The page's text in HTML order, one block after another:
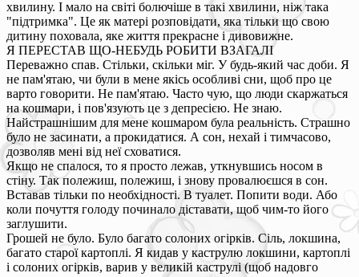
хвилину. І мало на світі болючіше в такі хвилини, ніж така
"підтримка". Це як матері розповідати, яка тільки що свою
дитину поховала, яке життя прекрасне і дивовижне.
Я ПЕРЕСТАВ ЩО-НЕБУДЬ РОБИТИ ВЗАГАЛІ
Переважно спав. Стільки, скільки міг. У будь-який час доби. Я
не пам'ятаю, чи були в мене якісь особливі сни, щоб про це
варто говорити. Не пам'ятаю. Часто чую, що люди скаржаться
на кошмари, і пов'язують це з депресією. Не знаю.
Найстрашнішим для мене кошмаром була реальність. Страшно
було не засинати, а прокидатися. А сон, нехай і тимчасово,
дозволяв мені від неї сховатися.
Якщо не спалося, то я просто лежав, уткнувшись носом в
стіну. Так полежиш, полежиш, і знову провалюєшся в сон.
Вставав тільки по необхідності. В туалет. Попити води. Або
коли почуття голоду починало діставати, щоб чим-то його
заглушити.
Грошей не було. Було багато солоних огірків. Сіль, локшина,
багато старої картоплі. Я кидав у каструлю локшини, картоплі
і солоних огірків, варив у великій каструлі (щоб надовго